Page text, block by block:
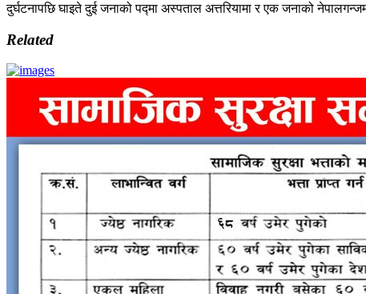
दुर्घटनापछि घाइते दुई जनाको पद्मा अस्पताल अत्तरियामा र एक जनाको
Related